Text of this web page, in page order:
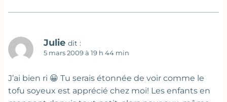
Julie dit :
5 mars 2009 à 19 h 44 min
J’ai bien ri 😀 Tu serais étonnée de voir comme le
tofu soyeux est apprécié chez moi! Les enfants en